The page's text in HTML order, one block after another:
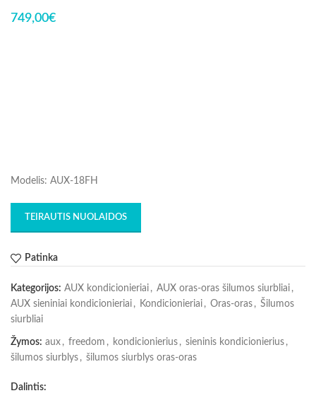
749,00€
Modelis: AUX-18FH
TEIRAUTIS NUOLAIDOS
Patinka
Kategorijos: AUX kondicionieriai , AUX oras-oras šilumos siurbliai ,
AUX sieniniai kondicionieriai , Kondicionieriai , Oras-oras , Šilumos
siurbliai
Žymos: aux , freedom , kondicionierius , sieninis kondicionierius ,
šilumos siurblys , šilumos siurblys oras-oras
Dalintis: